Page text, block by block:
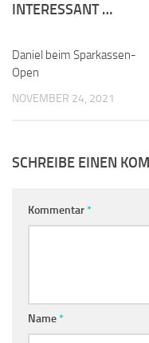
INTERESSANT …
Daniel beim Sparkassen-
Open
NOVEMBER 24, 2021
SCHREIBE EINEN
Kommentar*
Name*